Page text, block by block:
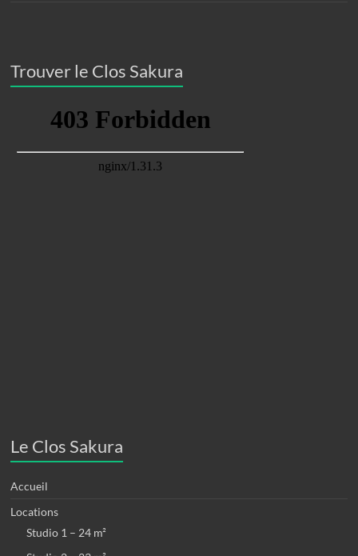
Trouver le Clos Sakura
Le Clos Sakura
Accueil
Locations
Studio 1 – 24 m²